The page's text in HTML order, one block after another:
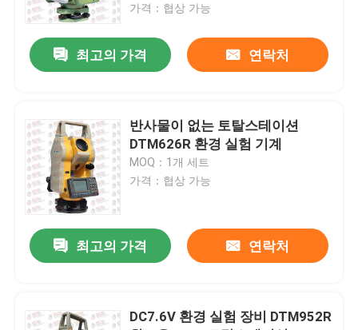
시멘트 테스팅 기계
집합적 시험 장비
아스팔트 시험 장비
장비를 시험하는 시추수
페인트 시험 장비
환경 실험 장비
실험실 테스팅 장비
가격：협상 가능
최고의 가격 연락처
반사물이 없는 토탈스테이션
DTM626R 환경 실험 기계
MOQ：1개 세트
가격：협상 가능
최고의 가격 연락처
DC7.6V 환경 실험 장비 DTM952R